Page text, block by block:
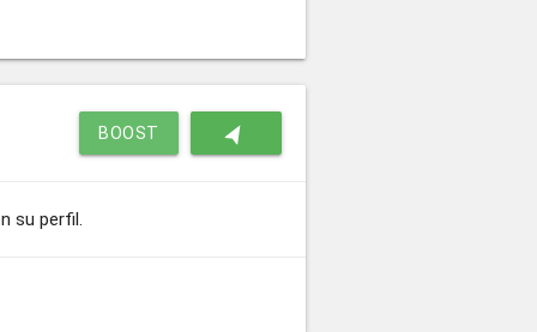
navigation
BOOST
su perfil.